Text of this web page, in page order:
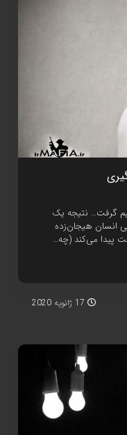
گرفت… نتیجه یک
انسان هیجان‌زده
پیدا می‌کند (چه…
17 ژانویه 2020